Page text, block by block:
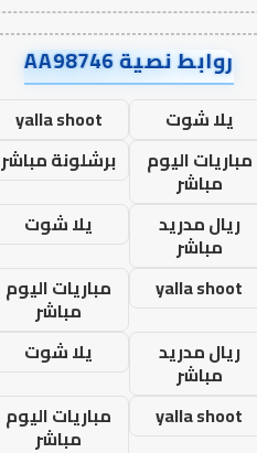
روابط نصية AA98746
يلا شوت
yalla shoot
مباريات اليوم
مباشر
برشلونة مباشر
ريال مدريد
مباشر
يلا شوت
yalla shoot
مباريات اليوم
مباشر
ريال مدريد
مباشر
يلا شوت
yalla shoot
مباريات اليوم
مباشر